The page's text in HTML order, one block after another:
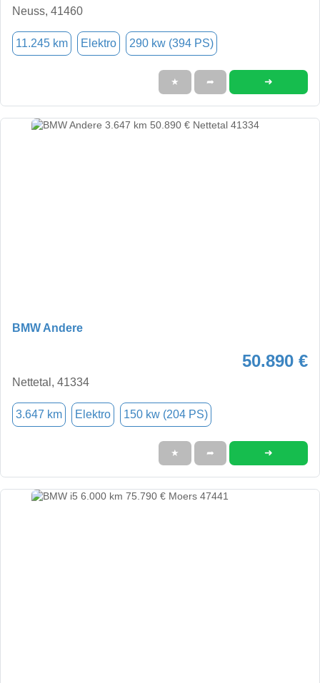
Neuss, 41460
11.245 km Elektro 290 kw (394 PS)
★ ➦ ➜
BMW Andere
50.890 €
Nettetal, 41334
3.647 km Elektro 150 kw (204 PS)
★ ➦ ➜